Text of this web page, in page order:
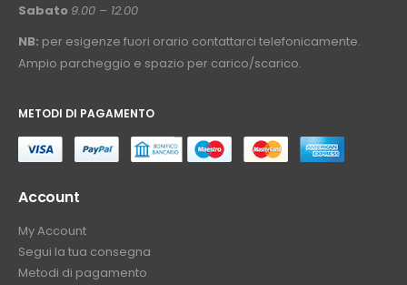
Sabato 9.00 – 12.00
NB: per esigenze fuori orario contattarci telefonicamente.
Ampio parcheggio e spazio per carico/scarico.
METODI DI PAGAMENTO
Account
My Account
Segui la tua consegna
Metodi di pagamento